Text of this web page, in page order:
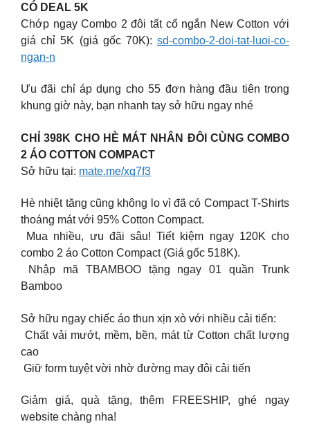
CÓ DEAL 5K
Chớp ngay Combo 2 đôi tất cổ ngắn New Cotton với
giá chỉ 5K (giá gốc 70K): sd-combo-2-doi-tat-luoi-co-
ngan-n
Ưu đãi chỉ áp dụng cho 55 đơn hàng đầu tiên trong
khung giờ này, bạn nhanh tay sở hữu ngay nhé
CHỈ 398K CHO HÈ MÁT NHÂN ĐÔI CÙNG COMBO
2 ÁO COTTON COMPACT
Sở hữu tại: mate.me/xq7f3
Hè nhiệt tăng cũng không lo vì đã có Compact T-Shirts
thoáng mát với 95% Cotton Compact.
Mua nhiều, ưu đãi sâu! Tiết kiệm ngay 120K cho
combo 2 áo Cotton Compact (Giá gốc 518K).
Nhập mã TBAMBOO tặng ngay 01 quần Trunk
Bamboo
Sở hữu ngay chiếc áo thun xịn xò với nhiều cải tiến:
Chất vải mướt, mềm, bền, mát từ Cotton chất lượng
cao
Giữ form tuyệt vời nhờ đường may đôi cải tiến
Giảm giá, quà tặng, thêm FREESHIP, ghé ngay
website chàng nha!